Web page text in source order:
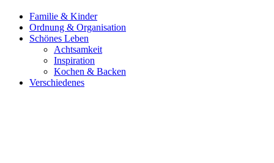
Familie & Kinder
Ordnung & Organisation
Schönes Leben
Achtsamkeit
Inspiration
Kochen & Backen
Verschiedenes